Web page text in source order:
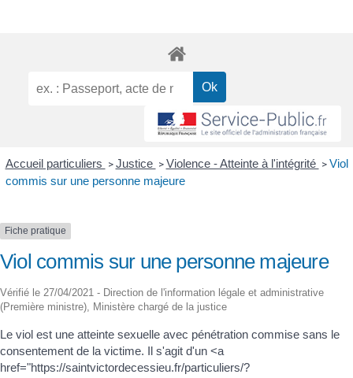
Accueil particuliers > Justice > Violence - Atteinte à l'intégrité > Viol
commis sur une personne majeure
Fiche pratique
Viol commis sur une personne majeure
Vérifié le 27/04/2021 - Direction de l'information légale et administrative
(Première ministre), Ministère chargé de la justice
Le viol est une atteinte sexuelle avec pénétration commise sans le
consentement de la victime. Il s'agit d'un <a
href="https://saintvictordecessieu.fr/particuliers/?